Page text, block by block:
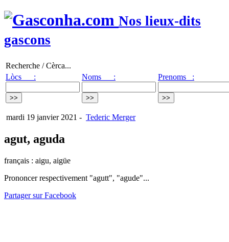
Nos lieux-dits
gascons
Recherche / Cèrca...
Lòcs :
Noms : Prenoms :
mardi 19 janvier 2021 - Tederic Merger
agut, aguda
français : aigu, aigüe
Prononcer respectivement "agutt", "agude"...
Partager sur Facebook